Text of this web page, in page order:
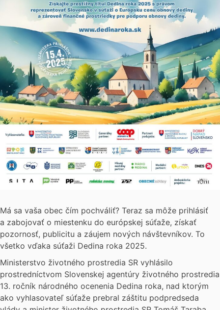
Má sa vaša obec čím pochváliť? Teraz sa môže prihlásiť
a zabojovať o miestenku do európskej súťaže, získať
pozornosť, publicitu a záujem nových návštevníkov. To
všetko vďaka súťaži Dedina roka 2025.
Ministerstvo životného prostredia SR vyhlásilo
prostredníctvom Slovenskej agentúry životného prostredia
13. ročník národného ocenenia Dedina roka, nad ktorým
ako vyhlasovateľ súťaže prebral záštitu podpredseda